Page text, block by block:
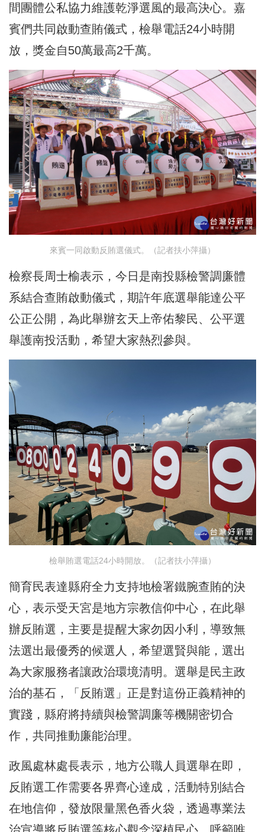
間團體公私協力維護乾淨選風的最高決心。嘉
賓們共同啟動查賄儀式，檢舉電話24小時開
放，獎金自50萬最高2千萬。
來賓一同啟動反賄選儀式。（記者扶小萍攝）
檢察長周士榆表示，今日是南投縣檢警調廉體
系結合查賄啟動儀式，期許年底選舉能達公平
公正公開，為此舉辦玄天上帝佑黎民、公平選
舉護南投活動，希望大家熱烈參與。
檢舉賄選電話24小時開放。（記者扶小萍攝）
簡育民表達縣府全力支持地檢署鐵腕查賄的決
心，表示受天宮是地方宗教信仰中心，在此舉
辦反賄選，主要是提醒大家勿因小利，導致無
法選出最優秀的候選人，希望選賢與能，選出
為大家服務者讓政治環境清明。選舉是民主政
治的基石，「反賄選」正是對這份正義精神的
實踐，縣府將持續與檢警調廉等機關密切合
作，共同推動廉能治理。
政風處林處長表示，地方公職人員選舉在即，
反賄選工作需要各界齊心達成，活動特別結合
在地信仰，發放限量黑色香火袋，透過專業法
治宣導將反賄選等核心觀念深植民心，呼籲唯